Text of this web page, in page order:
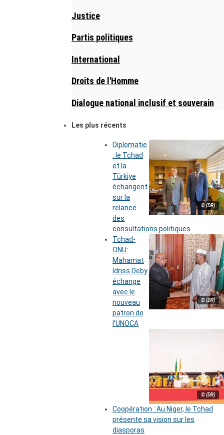
Justice
Partis politiques
International
Droits de l'Homme
Dialogue national inclusif et souverain
Les plus récents
© (DR)
Diplomatie
: le Tchad
et la
Türkiye
échangent
sur la
relance
des
consultations politiques
© (DR)
Tchad-
ONU:
Mahamat
Idriss Deby
échange
avec le
nouveau
patron de
l’UNOCA
© (DR)
Coopération : Au Niger, le Tchad
présente sa vision sur les
diasporas